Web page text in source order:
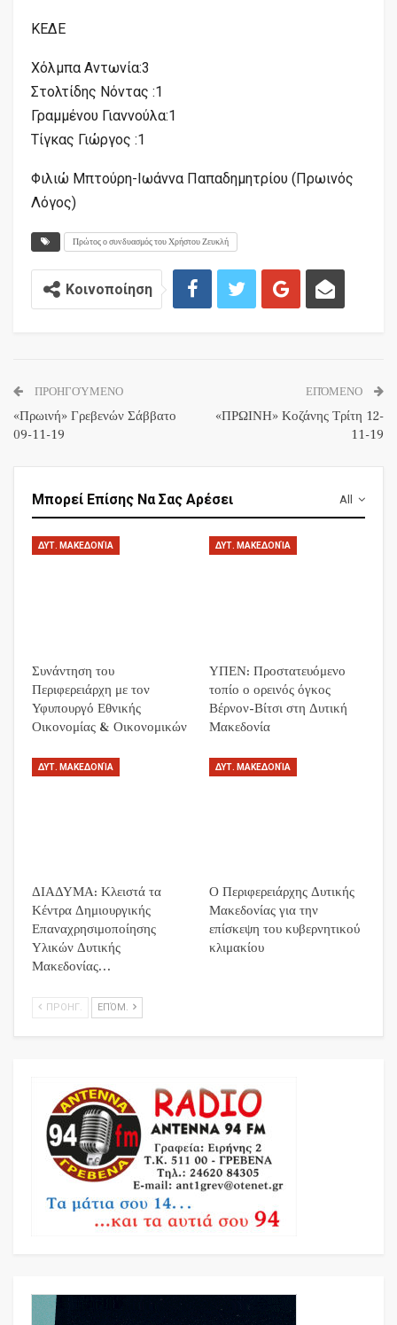
ΚΕΔΕ
Χόλμπα Αντωνία:3
Στολτίδης Νόντας :1
Γραμμένου Γιαννούλα:1
Τίγκας Γιώργος :1
Φιλιώ Μπτούρη-Ιωάννα Παπαδημητρίου (Πρωινός
Λόγος)
Πρώτος ο συνδυασμός του Χρήστου Ζευκλή
Κοινοποίηση
ΠΡΟΗΓΟΎΜΕΝΟ
«Πρωινή» Γρεβενών Σάββατο
09-11-19
ΕΠΌΜΕΝΟ
«ΠΡΩΙΝΗ» Κοζάνης Τρίτη 12-
11-19
All
Μπορεί Επίσης Να Σας Αρέσει
ΔΥΤ. ΜΑΚΕΔΟΝΊΑ
Συνάντηση του
Περιφερειάρχη με τον
Υφυπουργό Εθνικής
Οικονομίας & Οικονομικών
ΔΥΤ. ΜΑΚΕΔΟΝΊΑ
ΥΠΕΝ: Προστατευόμενο
τοπίο ο ορεινός όγκος
Βέρνον-Βίτσι στη Δυτική
Μακεδονία
ΔΥΤ. ΜΑΚΕΔΟΝΊΑ
ΔΙΑΔΥΜΑ: Κλειστά τα
Κέντρα Δημιουργικής
Επαναχρησιμοποίησης
Υλικών Δυτικής
Μακεδονίας…
ΔΥΤ. ΜΑΚΕΔΟΝΊΑ
Ο Περιφερειάρχης Δυτικής
Μακεδονίας για την
επίσκεψη του κυβερνητικού
κλιμακίου
ΠΡΟΗΓ. ΕΠΌΜ.